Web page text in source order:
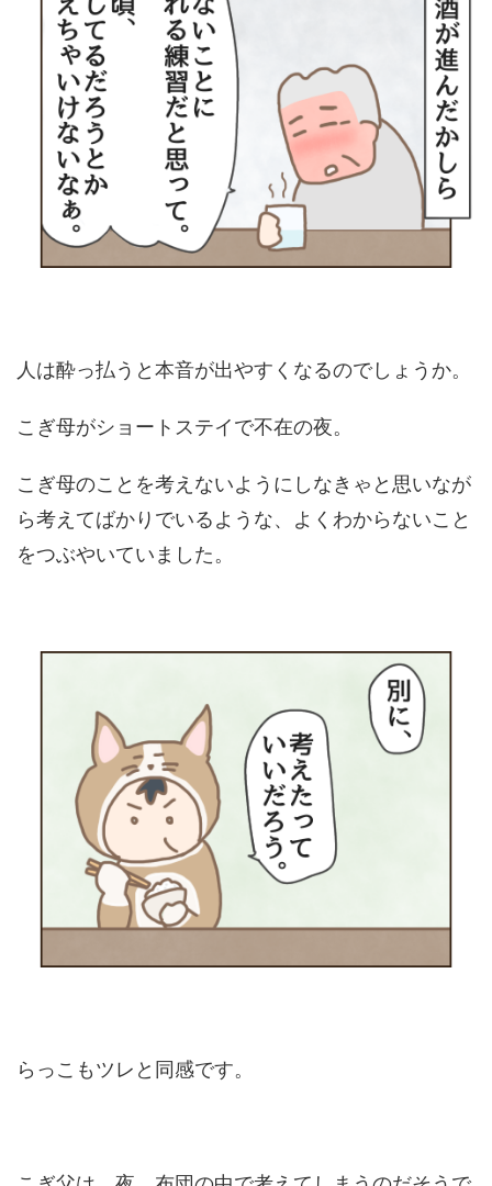
人は酔っ払うと本音が出やすくなるのでしょうか。
こぎ母がショートステイで不在の夜。
こぎ母のことを考えないようにしなきゃと思いなが
ら考えてばかりでいるような、よくわからないこと
をつぶやいていました。
らっこもツレと同感です。